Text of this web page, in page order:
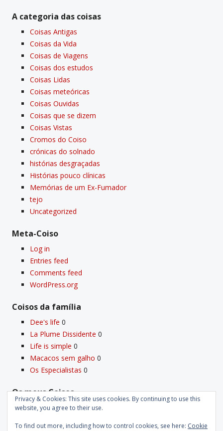
A categoria das coisas
Coisas Antigas
Coisas da Vida
Coisas de Viagens
Coisas dos estudos
Coisas Lidas
Coisas meteóricas
Coisas Ouvidas
Coisas que se dizem
Coisas Vistas
Cromos do Coiso
crónicas do solnado
histórias desgraçadas
Histórias pouco clí­nicas
Memórias de um Ex-Fumador
tejo
Uncategorized
Meta-Coiso
Log in
Entries feed
Comments feed
WordPress.org
Coisos da famí­lia
Dee's life 0
La Plume Dissidente 0
Life is simple 0
Macacos sem galho 0
Os Especialistas 0
Os meus Coisos
Deus0
Privacy & Cookies: This site uses cookies. By continuing to use this
website, you agree to their use.
To find out more, including how to control cookies, see here: Cookie